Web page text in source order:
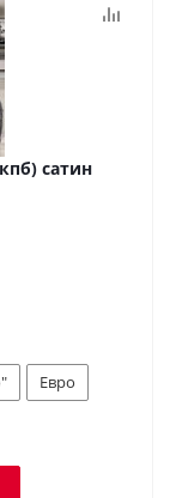
сатин
Евро